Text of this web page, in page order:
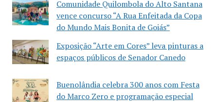
Comunidade Quilombola do Alto Santana
vence concurso “A Rua Enfeitada da Copa
do Mundo Mais Bonita de Goiás”
Exposição “Arte em Cores” leva pinturas a
espaços públicos de Senador Canedo
Buenolândia celebra 300 anos com Festa
do Marco Zero e programação especial